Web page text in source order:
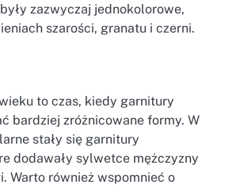
zazwyczaj jednokolorowe,
szarości, granatu i czerni.
to czas, kiedy garnitury
bardziej zróżnicowane formy. W
stały się garnitury
dodawały sylwetce mężczyzny
Warto również wspomnieć o